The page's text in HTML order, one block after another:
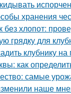
хранения
без хлопот:
грядку для
клубнику на
как
самые
наше